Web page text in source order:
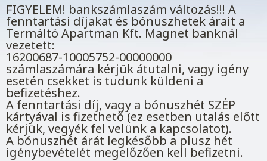
FIGYELEM! bankszámlaszám változás!!! A
fenntartási díjakat és bónuszhetek árait a
Termáltó Apartman Kft. Magnet banknál
vezetett:
16200687-10005752-00000000
számlaszámára kérjük átutalni, vagy igény
esetén csekket is tudunk küldeni a
befizetéshez.
A fenntartási díj, vagy a bónuszhét SZÉP
kártyával is fizethető (ez esetben utalás előtt
kérjük, vegyék fel velünk a kapcsolatot).
A bónuszhét árát legkésőbb a plusz hét
igénybevételét megelőzően kell befizetni.